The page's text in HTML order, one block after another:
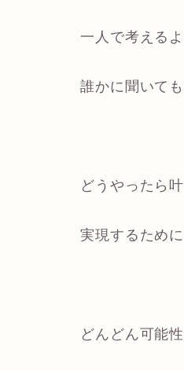
一人で考える
誰かに聞いて
どうやったら
実現するため
どんどん可能